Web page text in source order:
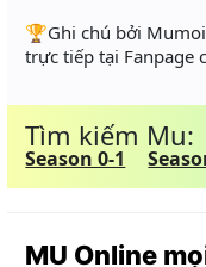
️🏆Ghi chú bởi
trực tiếp tại Fanpage
Tìm kiếm Mu:
Season 0-1
MU Online